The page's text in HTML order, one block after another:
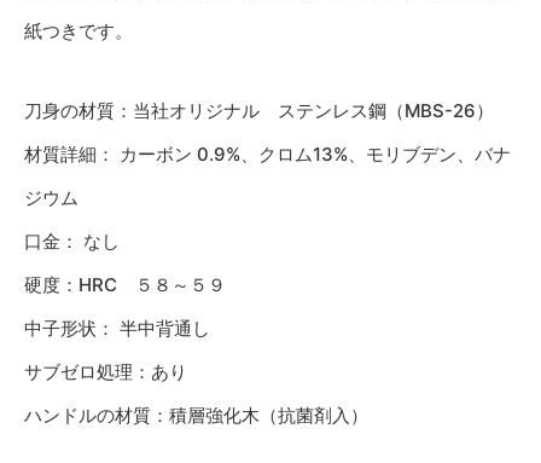
紙つきです。
刀身の材質：当社オリジナル ステンレス鋼（MBS-26）
材質詳細： カーボン 0.9%、クロム13%、モリブデン、バナ
ジウム
口金： なし
硬度：HRC ５８～５９
中子形状： 半中背通し
サブゼロ処理：あり
ハンドルの材質：積層強化木（抗菌剤入）